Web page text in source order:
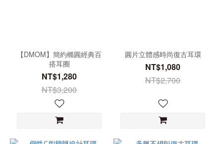
【DMOM】簡約橢圓經典百
搭耳圈
NT$1,280
NT$3,200
圓片立體感時尚復古耳環
NT$1,080
NT$2,700